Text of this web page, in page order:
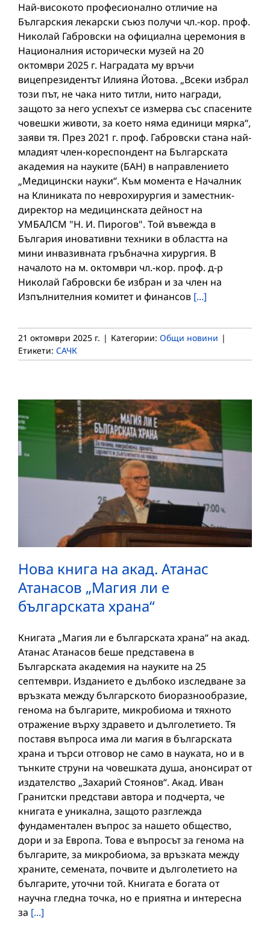
Най-високото професионално отличие на
Българския лекарски съюз получи чл.-кор. проф.
Николай Габровски на официална церемония в
Националния исторически музей на 20
октомври 2025 г. Наградата му връчи
вицепрезидентът Илияна Йотова. „Всеки избрал
този път, не чака нито титли, нито награди,
защото за него успехът се измерва със спасените
човешки животи, за което няма единици мярка“,
заяви тя. През 2021 г. проф. Габровски стана най-
младият член-кореспондент на Българската
академия на науките (БАН) в направлението
„Медицински науки“. Към момента е Началник
на Клиниката по неврохирургия и заместник-
директор на медицинската дейност на
УМБАЛСМ "Н. И. Пирогов". Той въвежда в
България иновативни техники в областта на
мини инвазивната гръбначна хирургия. В
началото на м. октомври чл.-кор. проф. д-р
Николай Габровски бе избран и за член на
Изпълнителния комитет и финансов [...]
21 октомври 2025 г. | Категории: Общи новини |
Етикети: САЧК
Нова книга на акад. Атанас
Атанасов „Магия ли е
българската храна“
Книгата „Магия ли е българската храна“ на акад.
Атанас Атанасов беше представена в
Българската академия на науките на 25
септември. Изданието е дълбоко изследване за
връзката между българското биоразнообразие,
генома на българите, микробиома и тяхното
отражение върху здравето и дълголетието. Тя
поставя въпроса има ли магия в българската
храна и търси отговор не само в науката, но и в
тънките струни на човешката душа, анонсират от
издателство „Захарий Стоянов“. Акад. Иван
Гранитски представи автора и подчерта, че
книгата е уникална, защото разглежда
фундаментален въпрос за нашето общество,
дори и за Европа. Това е въпросът за генома на
българите, за микробиома, за връзката между
храните, семената, почвите и дълголетието на
българите, уточни той. Книгата е богата от
научна гледна точка, но е приятна и интересна
за [...]